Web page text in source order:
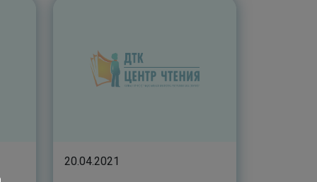
20.04.2021